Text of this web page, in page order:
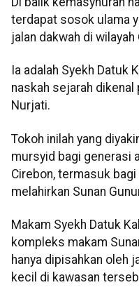
terdapat sosok ulama
jalan dakwah di wilayah
Ia adalah Syekh Datuk
naskah sejarah dikenal
Nurjati.
Tokoh inilah yang
mursyid bagi generasi
Cirebon, termasuk
melahirkan Sunan
Makam Syekh Datuk
kompleks makam
hanya dipisahkan oleh
kecil di kawasan